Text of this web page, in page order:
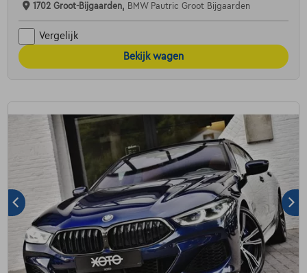
1702 Groot-Bijgaarden, BMW Pautric Groot Bijgaarden
Vergelijk
Bekijk wagen